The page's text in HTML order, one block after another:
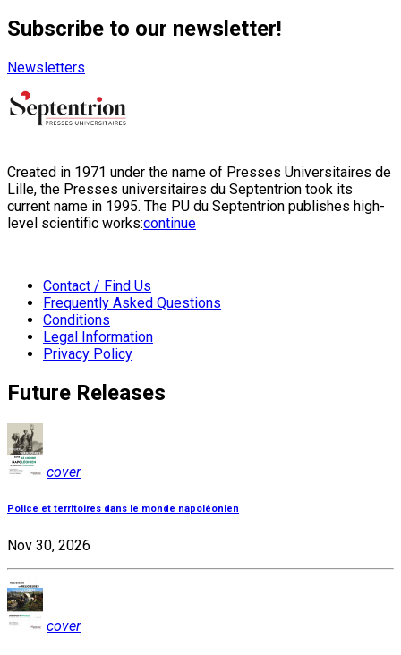
Subscribe to our newsletter!
Newsletters
Created in 1971 under the name of Presses Universitaires de
Lille, the Presses universitaires du Septentrion took its
current name in 1995. The PU du Septentrion publishes high-
level scientific works:continue
Contact / Find Us
Frequently Asked Questions
Conditions
Legal Information
Privacy Policy
Future Releases
cover
Police et territoires dans le monde napoléonien
Nov 30, 2026
cover